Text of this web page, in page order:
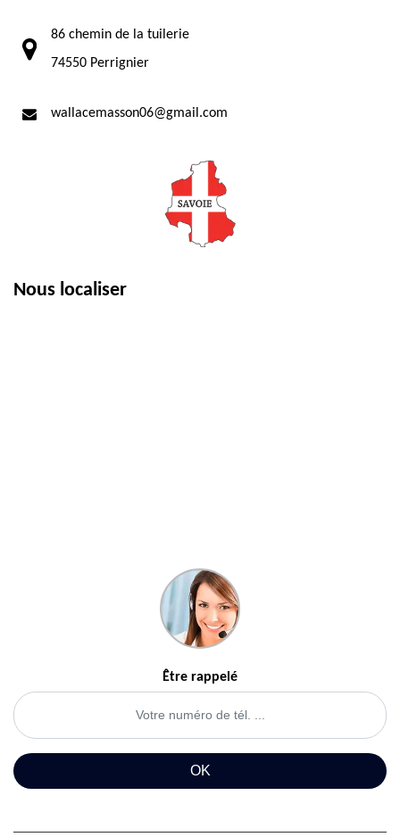
86 chemin de la tuilerie
74550 Perrignier
wallacemasson06@gmail.com
Nous localiser
Être rappelé